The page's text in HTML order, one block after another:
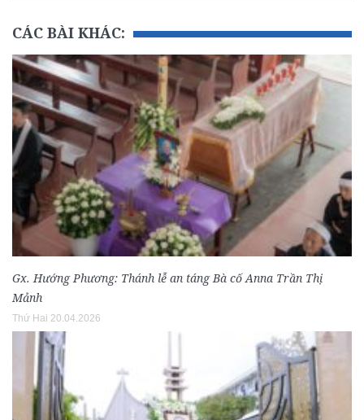
CÁC BÀI KHÁC:
Gx. Hướng Phương: Thánh lễ an táng Bà cố Anna Trần Thị
Mảnh
Thứ Hai 20.04.2026